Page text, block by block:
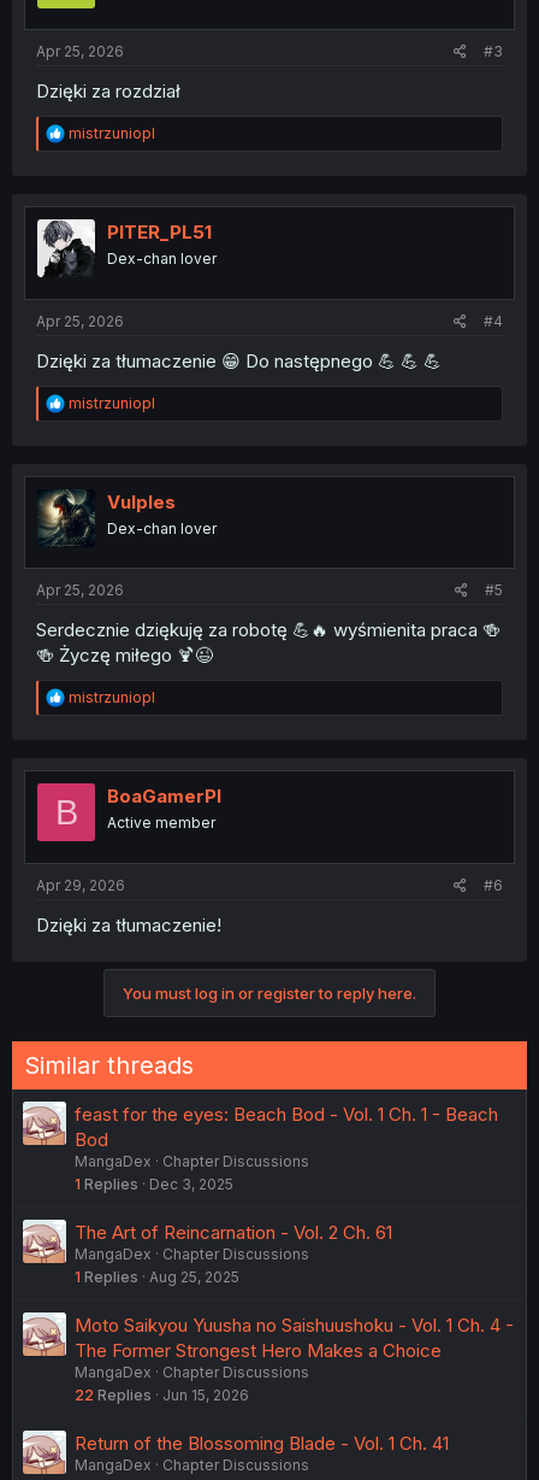
Apr 25, 2026 #3
Dzięki za rozdział
R
e
t
i
o
n
mistrzuniopl
PITER_PL51
Dex-chan lover
Apr 25, 2026 #4
Dzięki za tłumaczenie 😁 Do następnego 💪 💪 💪
R
e
t
i
o
n
mistrzuniopl
Vulples
Dex-chan lover
Apr 25, 2026 #5
Serdecznie dziękuję za robotę 💪🔥 wyśmienita praca 🍻
🍻 Życzę miłego 🍹😉
R
e
t
o
mistrzuniopl
B BoaGamerPl
Active member
Apr 29, 2026 #6
Dzięki za tłumaczenie!
You must log in or register to reply here.
Similar threads
feast for the eyes: Beach Bod - Vol. 1 Ch. 1 - Beach
Bod
MangaDex
Chapter Discussions
1 Replies Dec 3, 2025
The Art of Reincarnation - Vol. 2 Ch. 61
MangaDex
Chapter Discussions
1 Replies Aug 25, 2025
Moto Saikyou Yuusha no Saishuushoku - Vol. 1 Ch. 4 -
The Former Strongest Hero Makes a Choice
MangaDex
Chapter Discussions
22 Replies Jun 15, 2026
Return of the Blossoming Blade - Vol. 1 Ch. 41
MangaDex
Chapter Discussions